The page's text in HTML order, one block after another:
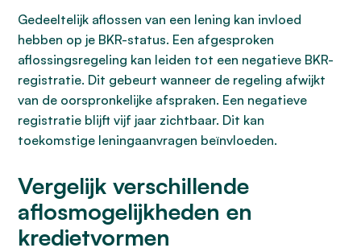
Gedeeltelijk aflossen van een lening kan invloed
hebben op je BKR-status. Een afgesproken
aflossingsregeling kan leiden tot een negatieve BKR-
registratie. Dit gebeurt wanneer de regeling afwijkt
van de oorspronkelijke afspraken. Een negatieve
registratie blijft vijf jaar zichtbaar. Dit kan
toekomstige leningaanvragen beïnvloeden.
Vergelijk verschillende
aflosmogelijkheden en
kredietvormen